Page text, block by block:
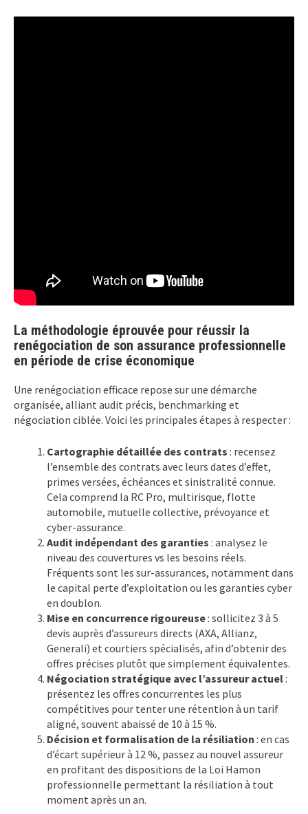
La méthodologie éprouvée pour réussir la
renégociation de son assurance professionnelle
en période de crise économique
Une renégociation efficace repose sur une démarche
organisée, alliant audit précis, benchmarking et
négociation ciblée. Voici les principales étapes à respecter :
Cartographie détaillée des contrats : recensez
l’ensemble des contrats avec leurs dates d’effet,
primes versées, échéances et sinistralité connue.
Cela comprend la RC Pro, multirisque, flotte
automobile, mutuelle collective, prévoyance et
cyber-assurance.
Audit indépendant des garanties : analysez le
niveau des couvertures vs les besoins réels.
Fréquents sont les sur-assurances, notamment dans
le capital perte d’exploitation ou les garanties cyber
en doublon.
Mise en concurrence rigoureuse: sollicitez 3 à 5
devis auprès d’assureurs directs (AXA, Allianz,
Generali) et courtiers spécialisés, afin d’obtenir des
offres précises plutôt que simplement équivalentes.
Négociation stratégique avec l’assureur actuel:
présentez les offres concurrentes les plus
compétitives pour tenter une rétention à un tarif
aligné, souvent abaissé de 10 à 15 %.
Décision et formalisation de la résiliation : en cas
d’écart supérieur à 12 %, passez au nouvel assureur
en profitant des dispositions de la Loi Hamon
professionnelle permettant la résiliation à tout
moment après un an.